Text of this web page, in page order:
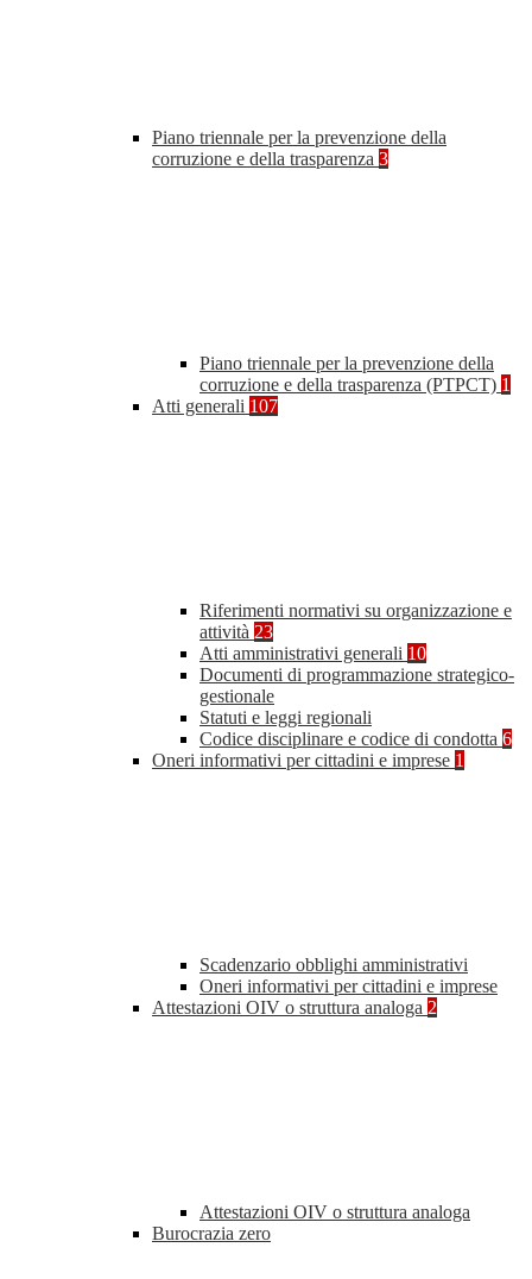
Piano triennale per la prevenzione della
corruzione e della trasparenza 3
Piano triennale per la prevenzione della
corruzione e della trasparenza (PTPCT) 1
Atti generali 107
Riferimenti normativi su organizzazione e
attività 23
Atti amministrativi generali 10
Documenti di programmazione strategico-
gestionale
Statuti e leggi regionali
Codice disciplinare e codice di condotta 6
Oneri informativi per cittadini e imprese 1
Scadenzario obblighi amministrativi
Oneri informativi per cittadini e imprese
Attestazioni OIV o struttura analoga 2
Attestazioni OIV o struttura analoga
Burocrazia zero